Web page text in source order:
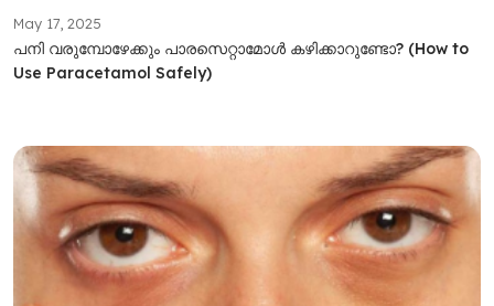
May 17, 2025
പനി വരുമ്പോഴേക്കും പാരസെറ്റാമോൾ കഴിക്കാറുണ്ടോ? (How to
Use Paracetamol Safely)